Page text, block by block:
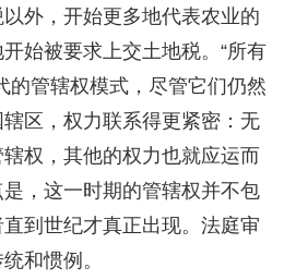
外，开始更多地代表农业的
始被要求上交土地税。“所有
的管辖权模式，尽管它们仍然
区，权力联系得更紧密：无
权，其他的权力也就应运而
，这一时期的管辖权并不包
到世纪才真正出现。法庭审
和惯例。